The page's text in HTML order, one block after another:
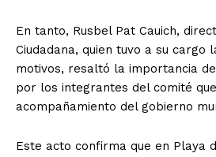
En tanto, Rusbel Pat Cauich,
Ciudadana, quien tuvo a su cargo
motivos, resaltó la importancia
por los integrantes del comité
acompañamiento del gobierno
Este acto confirma que en Playa